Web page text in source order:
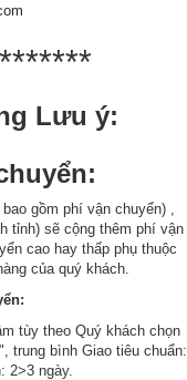
Lưu ý:
gồm phí vận chuyển) ,
tỉnh) sẽ cộng thêm phí vận
cao hay thấp phụ thuộc
của quý khách.
tùy theo Quý khách chọn
trung bình Giao tiêu chuẩn:
2>3 ngày.